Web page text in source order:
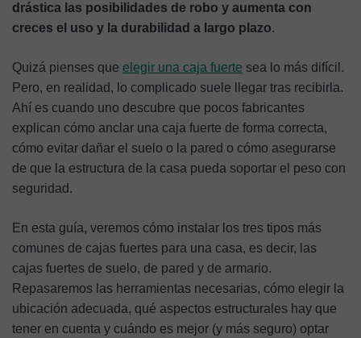
Consideraciones legales y de seguro
Errores comunes que evitar al instalar una caja fuerte
Preguntas frecuentes
drástica las posibilidades de robo y aumenta con
creces el uso y la durabilidad a largo plazo.
Quizá pienses que elegir una caja fuerte sea lo más difícil.
Pero, en realidad, lo complicado suele llegar tras recibirla.
Ahí es cuando uno descubre que pocos fabricantes
explican cómo anclar una caja fuerte de forma correcta,
cómo evitar dañar el suelo o la pared o cómo asegurarse
de que la estructura de la casa pueda soportar el peso con
seguridad.
En esta guía, veremos cómo instalar los tres tipos más
comunes de cajas fuertes para una casa, es decir, las
cajas fuertes de suelo, de pared y de armario.
Repasaremos las herramientas necesarias, cómo elegir la
ubicación adecuada, qué aspectos estructurales hay que
tener en cuenta y cuándo es mejor (y más seguro) optar